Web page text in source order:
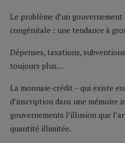
Le problème d’un
congénitale : une tendance à
Dépenses, taxations,
toujours plus…
La monnaie-crédit – qui existe
d’inscription dans une mémoire
gouvernements l’illusion que
quantité illimitée.